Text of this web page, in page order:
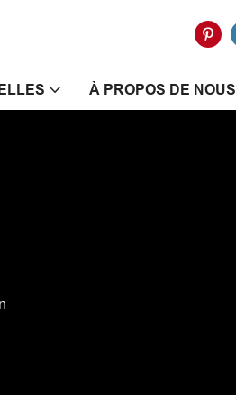
À PROPOS DE NOUS